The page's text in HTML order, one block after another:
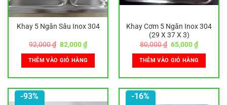
Khay 5 Ngăn Sâu Inox 304
92,000₫ Giá
gốc
là:
92,000 ₫.
82,000₫Giá
hiện
tại
là:
82,000 ₫.
THÊM VÀO GIỎ HÀNG
Khay Cơm 5 Ngăn Inox 304
(29 X 37 X 3)
80,000₫ Giá
gốc
là:
80,000 ₫.
65,000₫Giá
hiện
tại
là:
65,000 ₫.
THÊM VÀO GIỎ HÀNG
-93% -16%